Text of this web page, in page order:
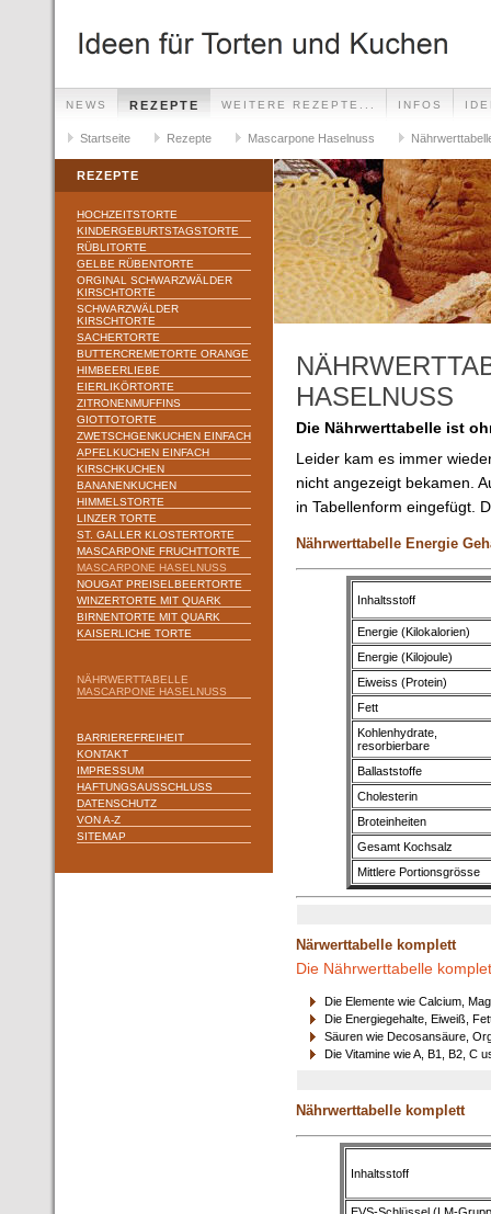
NEWS REZEPTE WEITERE REZEPTE... INFOS
Startseite Rezepte Mascarpone Haselnuss
REZEPTE
HOCHZEITSTORTE
KINDERGEBURTSTAGSTORTE
RÜBLITORTE
GELBE RÜBENTORTE
ORGINAL SCHWARZWÄLDER
KIRSCHTORTE
SCHWARZWÄLDER
KIRSCHTORTE
SACHERTORTE
BUTTERCREMETORTE ORANGE
HIMBEERLIEBE
EIERLIKÖRTORTE
ZITRONENMUFFINS
GIOTTOTORTE
ZWETSCHGENKUCHEN EINFACH
APFELKUCHEN EINFACH
KIRSCHKUCHEN
BANANENKUCHEN
HIMMELSTORTE
LINZER TORTE
ST. GALLER KLOSTERTORTE
MASCARPONE FRUCHTTORTE
MASCARPONE HASELNUSS
NOUGAT PREISELBEERTORTE
WINZERTORTE MIT QUARK
BIRNENTORTE MIT QUARK
KAISERLICHE TORTE
NÄHRWERTTABELLE
MASCARPONE HASELNUSS
BARRIEREFREIHEIT
KONTAKT
IMPRESSUM
HAFTUNGSAUSSCHLUSS
DATENSCHUTZ
VON A-Z
SITEMAP
HASELNUSS
Die Nährwerttabelle ist
Leider kam es immer
nicht angezeigt bekamen.
in Tabellenform eingefügt.
Nährwerttabelle Energie
Inhaltsstoff
Energie (Kilokalorien)
Energie (Kilojoule)
Eiweiss (Protein)
Fett
Kohlenhydrate,
resorbierbare
Ballaststoffe
Cholesterin
Broteinheiten
Gesamt Kochsalz
Mittlere Portionsgrösse
Närwerttabelle komplett
Die Nährwerttabelle
Die Elemente wie Calcium,
Die Energiegehalte, Eiweiß,
Säuren wie Decosansäure,
Die Vitamine wie A, B1, B2, C
Nährwerttabelle komplett
Inhaltsstoff